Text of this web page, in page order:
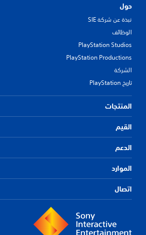
حول
نبذة عن شركة SIE
الوظائف
PlayStation Studios
PlayStation Productions
الشركة
تاريخ PlayStation
المنتجات
القيم
الدعم
الموارد
اتصال